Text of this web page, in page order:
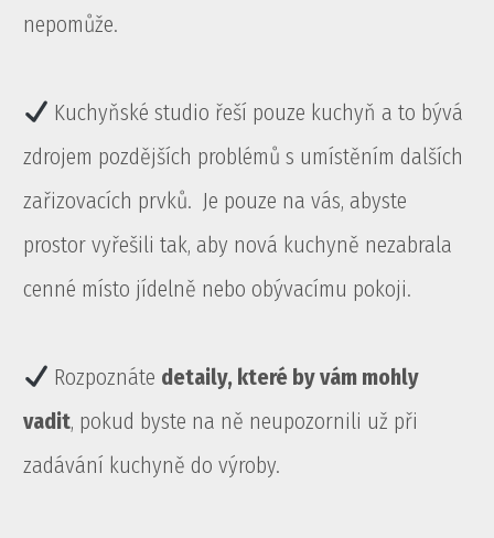
nepomůže.
Kuchyňské studio řeší pouze kuchyň a to bývá
zdrojem pozdějších problémů s umístěním dalších
zařizovacích prvků. Je pouze na vás, abyste
prostor vyřešili tak, aby nová kuchyně nezabrala
cenné místo jídelně nebo obývacímu pokoji.
Rozpoznáte detaily, které by vám mohly
vadit, pokud byste na ně neupozornili už při
zadávání kuchyně do výroby.